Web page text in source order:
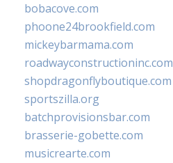
bobacove.com
phoone24brookfield.com
mickeybarmama.com
roadwayconstructioninc.com
shopdragonflyboutique.com
sportszilla.org
batchprovisionsbar.com
brasserie-gobette.com
musicrearte.com